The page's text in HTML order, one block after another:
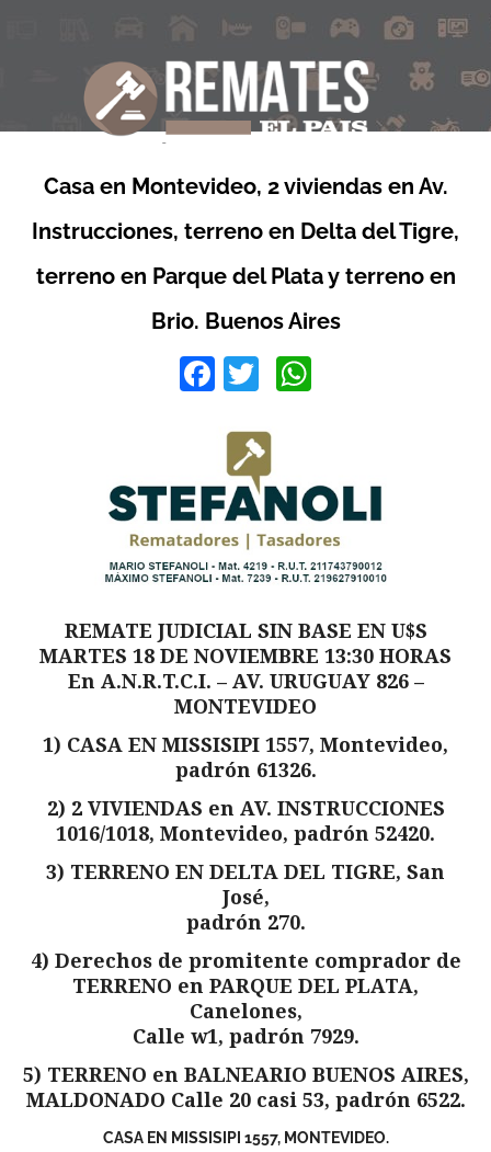
Casa en Montevideo, 2 viviendas en Av.
Instrucciones, terreno en Delta del Tigre,
terreno en Parque del Plata y terreno en
Brio. Buenos Aires
Facebook
Twitter
REMATE JUDICIAL SIN BASE EN U$S
MARTES 18 DE NOVIEMBRE 13:30 HORAS
En A.N.R.T.C.I. – AV. URUGUAY 826 –
MONTEVIDEO
1) CASA EN MISSISIPI 1557, Montevideo,
padrón 61326.
2) 2 VIVIENDAS en AV. INSTRUCCIONES
1016/1018, Montevideo, padrón 52420.
3) TERRENO EN DELTA DEL TIGRE, San
José,
padrón 270.
4) Derechos de promitente comprador de
TERRENO en PARQUE DEL PLATA,
Canelones,
Calle w1, padrón 7929.
5) TERRENO en BALNEARIO BUENOS AIRES,
MALDONADO Calle 20 casi 53, padrón 6522.
CASA EN MISSISIPI 1557, MONTEVIDEO.